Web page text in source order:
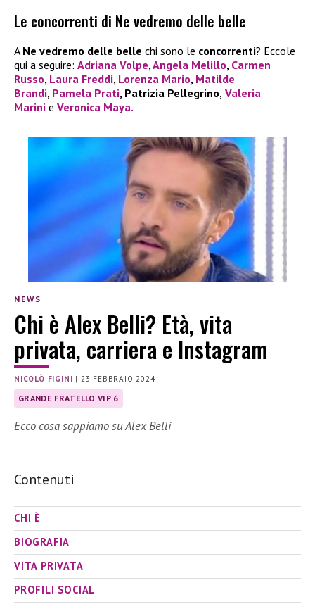
Le concorrenti di Ne vedremo delle belle
A Ne vedremo delle belle chi sono le concorrenti? Eccole
qui a seguire: Adriana Volpe,Angela Melillo, Carmen
Russo, Laura Freddi, Lorenza Mario, Matilde
Brandi, Pamela Prati, Patrizia Pellegrino, Valeria
Marini e Veronica Maya.
NEWS
Chi è Alex Belli? Età, vita
privata, carriera e Instagram
NICOLÒ FIGINI | 23 FEBBRAIO 2024
GRANDE FRATELLO VIP 6
Ecco cosa sappiamo su Alex Belli
Contenuti
CHI È
BIOGRAFIA
VITA PRIVATA
PROFILI SOCIAL